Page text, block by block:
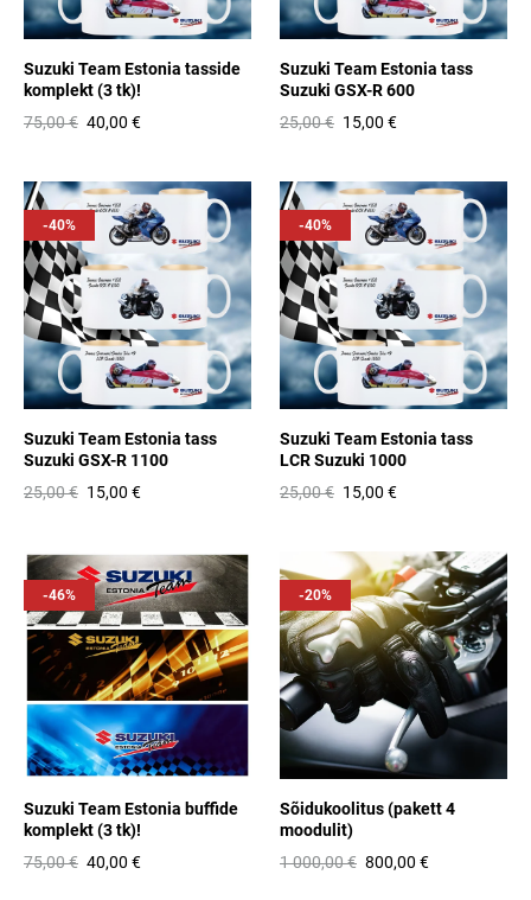
Suzuki Team Estonia tasside
komplekt (3 tk)!
75,00 € 40,00 €
Suzuki Team Estonia tass
Suzuki GSX-R 600
25,00 € 15,00 €
-40%
Suzuki Team Estonia tass
Suzuki GSX-R 1100
25,00 € 15,00 €
-40%
Suzuki Team Estonia tass
LCR Suzuki 1000
25,00 € 15,00 €
-46%
Suzuki Team Estonia buffide
komplekt (3 tk)!
75,00 € 40,00 €
-20%
Sõidukoolitus (pakett 4
moodulit)
1 000,00 € 800,00 €